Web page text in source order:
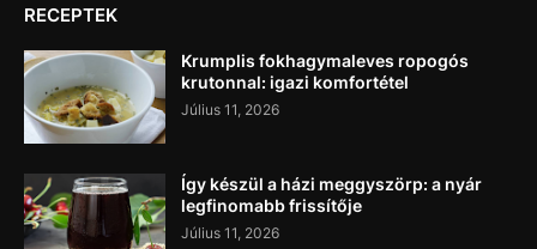
RECEPTEK
Krumplis fokhagymaleves ropogós
krutonnal: igazi komfortétel
Július 11, 2026
Így készül a házi meggyszörp: a nyár
legfinomabb frissítője
Július 11, 2026